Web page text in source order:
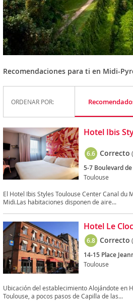
Recomendaciones para ti en Midi-
ORDENAR POR:
Hotel Ibis
6.6 Correcto
5-7 Boulevard
Toulouse
El Hotel Ibis Styles Toulouse Center Canal
Midi.Las habitaciones disponen de aire...
Hotel Le
6.8 Correcto
14-15 Place
Toulouse
Ubicación del establecimiento Alojándote en
Toulouse, a pocos pasos de Capilla de las...